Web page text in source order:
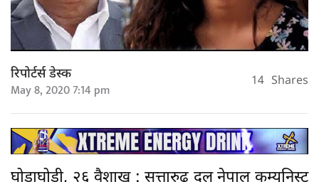
रिपोर्टर्स डेस्क
May 8, 2020 7:14 pm 14 Shares